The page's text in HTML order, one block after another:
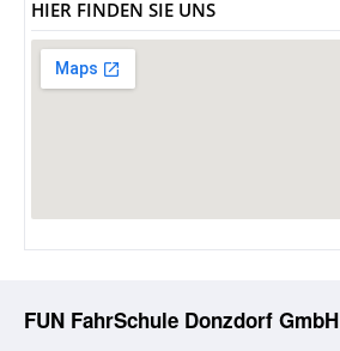
HIER FINDEN SIE UNS
FUN FahrSchule Donzdorf GmbH